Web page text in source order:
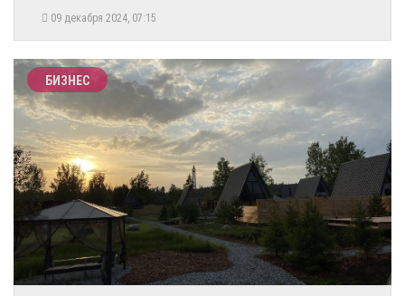
09 декабря 2024, 07:15
БИЗНЕС